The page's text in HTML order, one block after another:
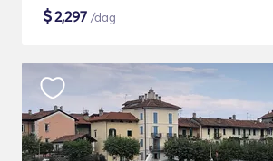
$2,297 /dag